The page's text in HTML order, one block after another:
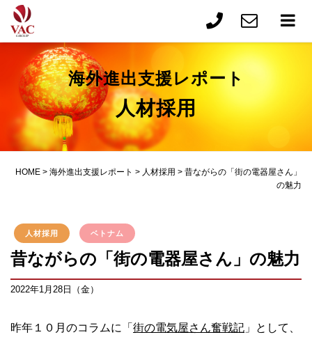
海外進出支援レポート
人材採用
HOME > 海外進出支援レポート > 人材採用 > 昔ながらの「街の電器屋さん」
の魅力
人材採用 ベトナム
昔ながらの「街の電器屋さん」の魅力
2022年1月28日（金）
昨年１０月のコラムに「 街の電気屋さん奮戦記 」として、